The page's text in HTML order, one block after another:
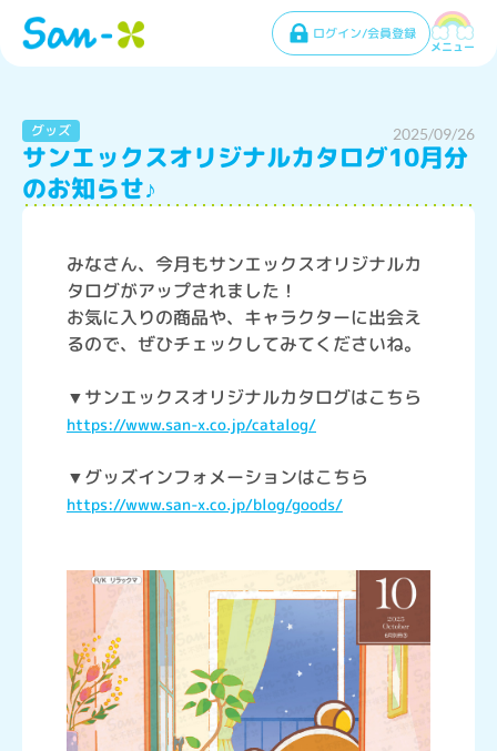
ログイン/会員登録
メニュー
グッズ 2025/09/26
サンエックスオリジナルカタログ10月分
のお知らせ♪
みなさん、今月もサンエックスオリジナルカ
タログがアップされました！
お気に入りの商品や、キャラクターに出会え
るので、ぜひチェックしてみてくださいね。
▼サンエックスオリジナルカタログはこちら
https://www.san-x.co.jp/catalog/
▼グッズインフォメーションはこちら
https://www.san-x.co.jp/blog/goods/